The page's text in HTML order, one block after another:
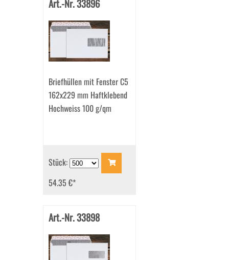
Art.-Nr. 33896
Briefhüllen mit Fenster C5
162x229 mm Haftklebend
Hochweiss 100 g/qm
Stück:
54.35 €*
Art.-Nr. 33898